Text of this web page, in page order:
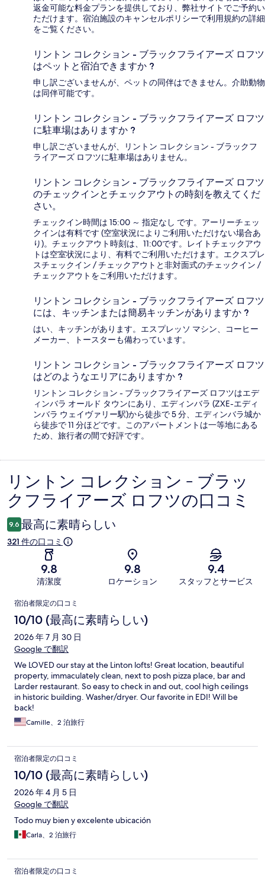
返金可能な料金プランを提供しており、弊社サイトでご予約い
ただけます。宿泊施設のキャンセルポリシーで利用規約の詳細
をご覧ください。
リントン コレクション - ブラックフライアーズ ロフツ
はペットと宿泊できますか ?
申し訳ございませんが、ペットの同伴はできません。介助動物
は同伴可能です。
リントン コレクション - ブラックフライアーズ ロフツ
に駐車場はありますか ?
申し訳ございませんが、リントン コレクション - ブラックフ
ライアーズ ロフツに駐車場はありません。
リントン コレクション - ブラックフライアーズ ロフツ
のチェックインとチェックアウトの時刻を教えてくだ
さい。
チェックイン時間は 15:00 ～ 指定なし です。アーリーチェッ
クインは有料です (空室状況によりご利用いただけない場合あ
り)。チェックアウト時刻は、11:00です。レイトチェックアウ
トは空室状況により、有料でご利用いただけます。エクスプレ
スチェックイン / チェックアウトと非対面式のチェックイン /
チェックアウトをご利用いただけます。
リントン コレクション - ブラックフライアーズ ロフツ
には、キッチンまたは簡易キッチンがありますか ?
はい、キッチンがあります。エスプレッソ マシン、コーヒー
メーカー、トースターも備わっています。
リントン コレクション - ブラックフライアーズ ロフツ
はどのようなエリアにありますか ?
リントン コレクション - ブラックフライアーズ ロフツはエデ
ィンバラ オールド タウンにあり、エディンバラ (ZXE-エディ
ンバラ ウェイヴァリー駅)から徒歩で 5 分、エディンバラ城か
ら徒歩で 11 分ほどです。このアパートメントは一等地にある
ため、旅行者の間で好評です。
口
コ
ミ
リントン コレクション - ブラッ
クフライアーズ ロフツの口コミ
9.6 最高に素晴らしい
321 件の口コミ
9.8
清潔度
9.8
ロケーション
9.4
スタッフとサービス
口
コ
ミ
宿泊者限定の口コミ
10/10 (最高に素晴らしい)
2026 年 7 月 30 日
Google で翻訳
We LOVED our stay at the Linton lofts! Great location, beautiful
property, immaculately clean, next to posh pizza place, bar and
Larder restaurant. So easy to check in and out, cool high ceilings
in historic building. Washer/dryer. Our favorite in EDI! Will be
back!
Camille、2 泊旅行
宿泊者限定の口コミ
10/10 (最高に素晴らしい)
2026 年 4 月 5 日
Google で翻訳
Todo muy bien y excelente ubicación
Carla、2 泊旅行
宿泊者限定の口コミ